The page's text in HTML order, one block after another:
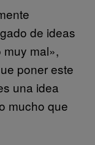
de ideas
mal»,
poner este
una idea
mucho que